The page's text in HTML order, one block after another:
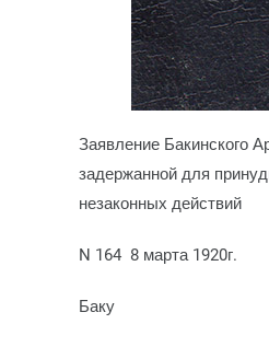
Заявление Бакинского
задержанной для
незаконных действий
N 164 8 марта 1920г.
Баку